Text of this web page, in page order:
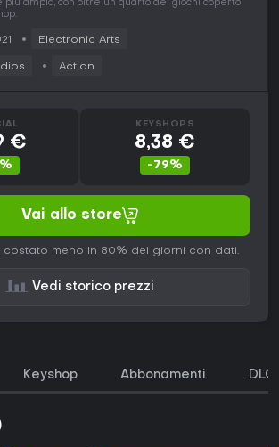
ampio, con oltre un quarto dei giochi coperto
Electronic Arts
Action
€
KEYSHOPS
8,38 €
-79%
Vai allo store
costato meno in 80% dei giorni con dati.
Vedi storico prezzi
Keyshop Abbonamenti DLC